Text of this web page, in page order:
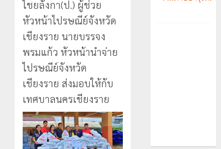
ไชย​ลังกา​(ป.)​ ผู้ช่วย​
หัวหน้า​ไปรษณีย์​จังหวัด​
เชียงราย นายบรรจง​
พรม​แก้ว หัวหน้า​นำจ่าย
ไปรษณีย์​จังหวัด​
เชียงราย​ ส่งมอบให้กับ
เทศบาลนครเชียงราย